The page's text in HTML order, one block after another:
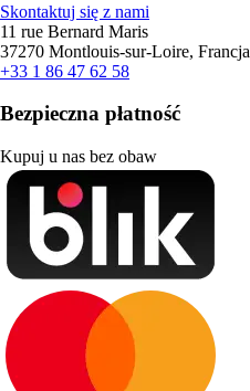
Skontaktuj się z nami
11 rue Bernard Maris
37270 Montlouis-sur-Loire, Francja
+33 1 86 47 62 58
Bezpieczna płatność
Kupuj u nas bez obaw